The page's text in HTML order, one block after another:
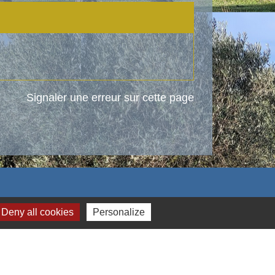
Signaler une erreur sur cette page
Deny all cookies Personalize